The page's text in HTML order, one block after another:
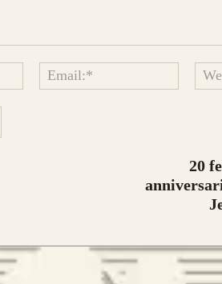
la risposta meccanica è la medesima e
Name:*
Email:*
20